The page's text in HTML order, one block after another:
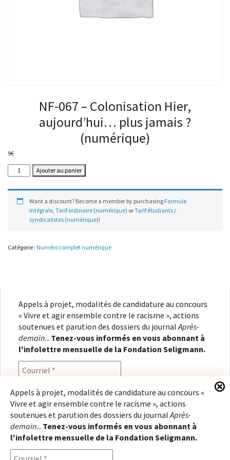
NF-067 – Colonisation Hier,
aujourd’hui… plus jamais ?
(numérique)
9€
quantité
de
Colonisation
jamais
Ajouter au panier
Want a discount? Become a member by purchasing Formule
intégrale, Tarif ordinaire (numérique) orTarif étudiants /
syndicalistes (numérique)!
Catégorie : Numéro complet numérique
Appels à projet, modalités de candidature au concours
« Vivre et agir ensemble contre le racisme », actions
soutenues et parution des dossiers du journalAprès-
demain... Tenez-vous informés en vous abonnant à
l'infolettre mensuelle de la Fondation Seligmann.
En renseignant votre adresse électronique, vous
consentez à recevoir l'infolettre de la Fondation
Seligmann, conformément à notrepolitique de
confidentialité. Il vous sera possible de vous
désabonner à tout moment.
Appels à projet, modalités de candidature au concours «
Vivre et agir ensemble contre le racisme », actions
soutenues et parution des dossiers du journalAprès-
demain... Tenez-vous informés en vous abonnant à
l'infolettre mensuelle de la Fondation Seligmann.